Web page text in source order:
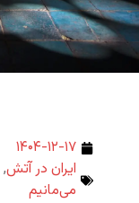
۱۴۰۴-۱۲-۱۷
ایران در آتش,
می‌مانیم